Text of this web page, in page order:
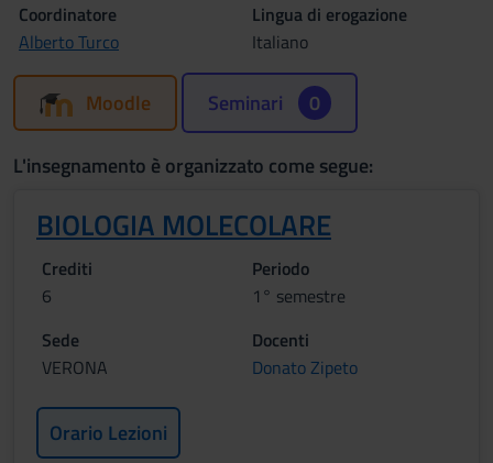
Coordinatore
Alberto Turco
Lingua di erogazione
Italiano
Moodle Seminari 0
L'insegnamento è organizzato come segue:
BIOLOGIA MOLECOLARE
Crediti
6
Periodo
1° semestre
Sede
VERONA
Docenti
Donato Zipeto
Orario Lezioni